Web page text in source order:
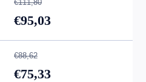
€111,80
€95,03
€88,62
€75,33